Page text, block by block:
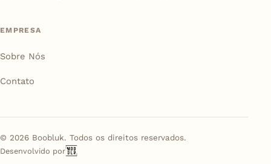
EMPRESA
Sobre Nós
Contato
© 2026 Boobluk. Todos os direitos reservados.
Desenvolvido por